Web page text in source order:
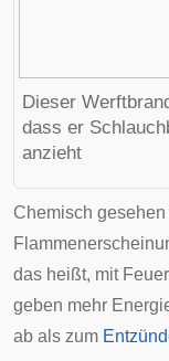
Dieser Werft
dass er
anzieht
Chemisch
das heißt, mit
geben mehr
ab als zum